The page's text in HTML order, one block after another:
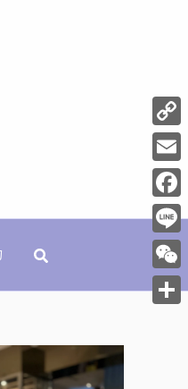
搜
尋
Copy
Link
Email
Line